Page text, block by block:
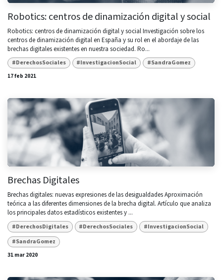
Robotics: centros de dinamización digital y social
Robotics: centros de dinamización digital y social Investigación sobre los
centros de dinamización digital en España y su rol en el abordaje de las
brechas digitales existentes en nuestra sociedad. Ro...
#DerechosSociales #InvestigacionSocial
#SandraGomez
17 feb 2021
Brechas Digitales
Brechas digitales: nuevas expresiones de las desigualdades Aproximación
teórica a las diferentes dimensiones de la brecha digital. Artículo que analiza
los principales datos estadísticos existentes y ...
#DerechosDigitales #DerechosSociales
#InvestigacionSocial
#SandraGomez
31 mar 2020